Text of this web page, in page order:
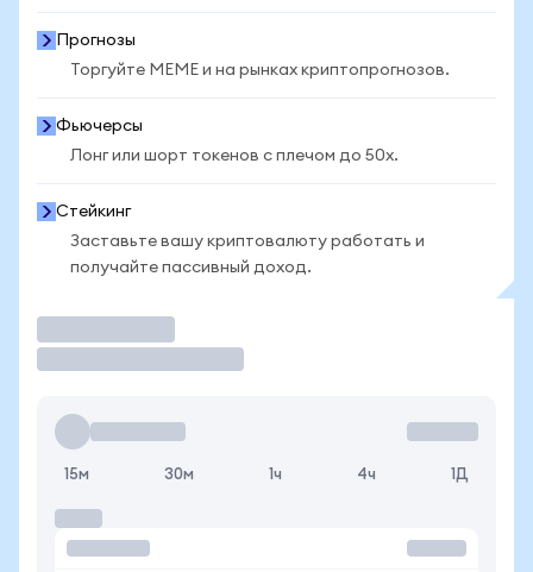
Прогнозы
Торгуйте MEME и на рынках криптопрогнозов.
Фьючерсы
Лонг или шорт токенов с плечом до 50x.
Стейкинг
Заставьте вашу криптовалюту работать и
получайте пассивный доход.
15м 30м 1ч 4ч 1Д